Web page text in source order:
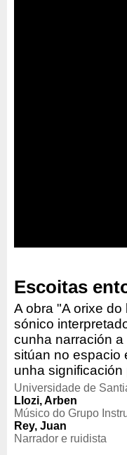
Escoitas
A obra "A orixe
sónico
cunha narración
sitúan no espacio
unha
Universidade de
Llozi, Arben
Músico do Grupo
Rey, Juan
Narrador e ruidista